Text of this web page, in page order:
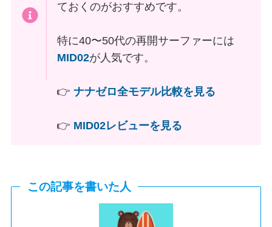
ておくのがおすすめです。
特に40〜50代の再開サーファーには
MID02が人気です。
👉 ナナゼロ全モデル比較を見る
👉 MID02レビューを見る
この記事を書いた人